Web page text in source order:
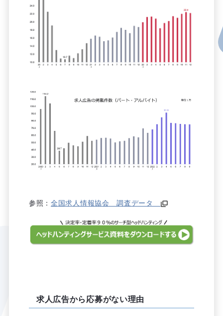
参照：全国求人情報協会 調査データ
求人広告から応募がない理由